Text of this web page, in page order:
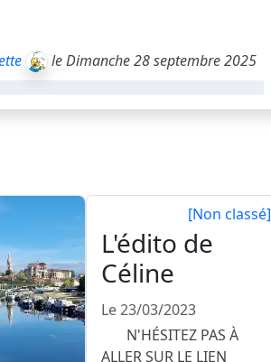
le Dimanche 28 septembre 2025
[Non classé]
L'édito de
Céline
Le 23/03/2023
N'HÉSITEZ PAS À
ALLER SUR LE LIEN